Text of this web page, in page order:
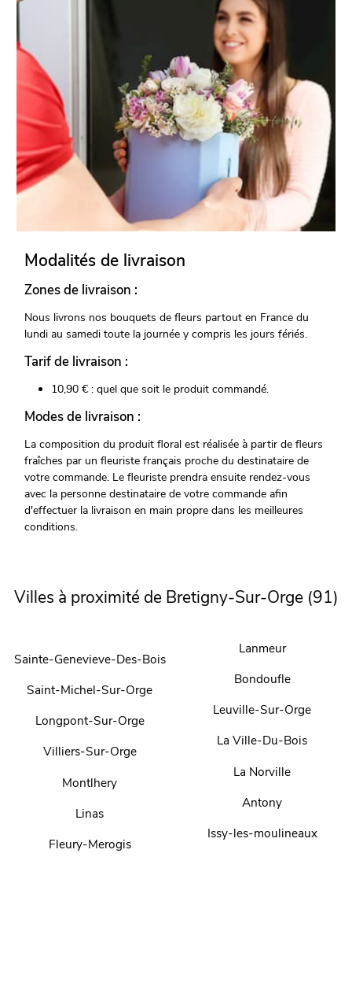
Modalités de livraison
Zones de livraison :
Nous livrons nos bouquets de fleurs partout en France du
lundi au samedi toute la journée y compris les jours fériés.
Tarif de livraison :
10,90 € : quel que soit le produit commandé.
Modes de livraison :
La composition du produit floral est réalisée à partir de fleurs
fraîches par un fleuriste français proche du destinataire de
votre commande. Le fleuriste prendra ensuite rendez-vous
avec la personne destinataire de votre commande afin
d'effectuer la livraison en main propre dans les meilleures
conditions.
Villes à proximité de Bretigny-Sur-Orge (91)
Sainte-Genevieve-Des-Bois
Saint-Michel-Sur-Orge
Longpont-Sur-Orge
Villiers-Sur-Orge
Montlhery
Linas
Fleury-Merogis
Lanmeur
Bondoufle
Leuville-Sur-Orge
La Ville-Du-Bois
La Norville
Antony
Issy-les-moulineaux